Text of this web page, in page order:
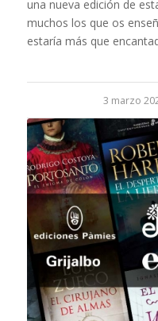
una nueva edición de
muchos los que os
estaría más que
3 marzo
/